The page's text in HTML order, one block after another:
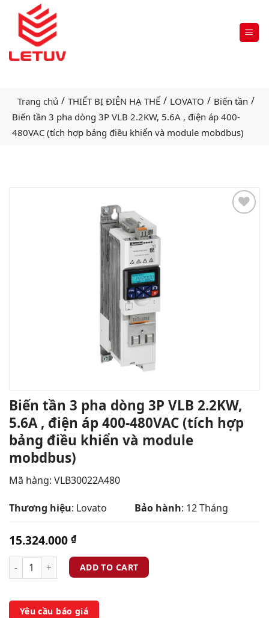
Trang chủ / THIẾT BỊ ĐIỆN HẠ THẾ / LOVATO / Biến tần /
Biến tần 3 pha dòng 3P VLB 2.2KW, 5.6A , điện áp 400-
480VAC (tích hợp bảng điều khiển và module mobdbus)
Biến tần 3 pha dòng 3P VLB 2.2KW,
5.6A , điện áp 400-480VAC (tích hợp
bảng điều khiển và module
mobdbus)
Mã hàng: VLB30022A480
Thương hiệu: Lovato Bảo hành: 12 Tháng
15.324.000 ₫
ADD TO CART
Yêu cầu báo giá